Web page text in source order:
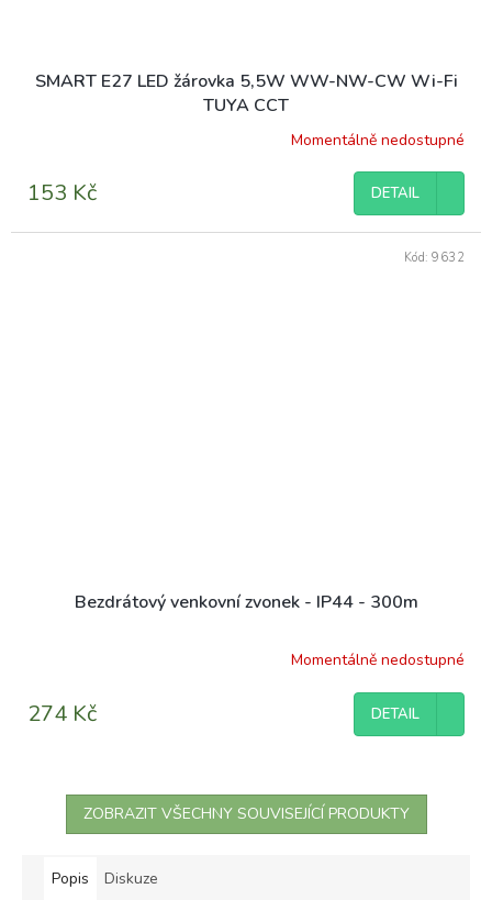
SMART E27 LED žárovka 5,5W WW-NW-CW Wi-Fi
TUYA CCT
Momentálně nedostupné
153 Kč DETAIL
Bezdrátový venkovní zvonek - IP44 - 300m
Momentálně nedostupné
274 Kč DETAIL
Kód: 9632
ZOBRAZIT VŠECHNY SOUVISEJÍCÍ PRODUKTY
Popis Diskuze